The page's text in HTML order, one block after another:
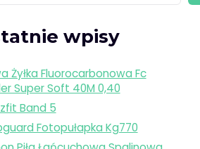
wpisy
Żyłka Fluorocarbonowa Fc
Super Soft 40M 0,40
Band 5
Fotopułapka Kg770